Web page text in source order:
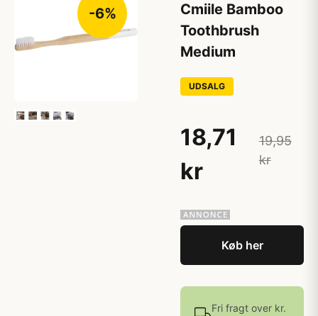
-6%
Cmiile Bamboo
Toothbrush
Medium
UDSALG
18,71
kr
19,95
kr
Køb her
Fri fragt over kr.